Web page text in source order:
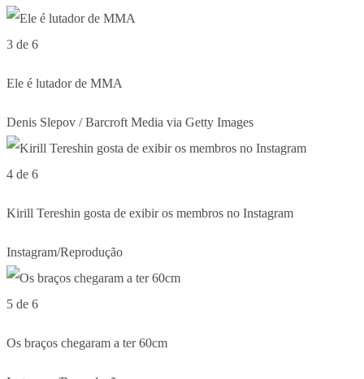
3 de 6
Ele é lutador de MMA
Denis Slepov / Barcroft Media via Getty Images
4 de 6
Kirill Tereshin gosta de exibir os membros no Instagram
Instagram/Reprodução
5 de 6
Os braços chegaram a ter 60cm